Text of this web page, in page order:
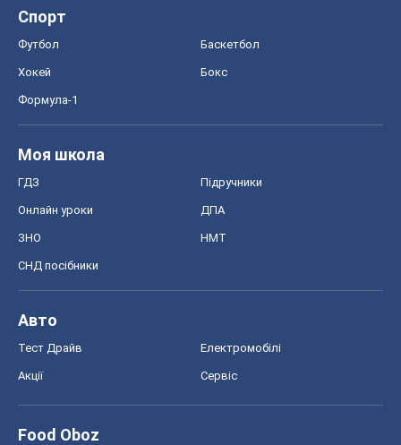
Спорт
Футбол Баскетбол
Хокей Бокс
Формула-1
Моя школа
ГДЗ Підручники
Онлайн уроки ДПА
ЗНО НМТ
СНД посібники
Авто
Тест Драйв Електромобілі
Акції Сервіс
Food Oboz